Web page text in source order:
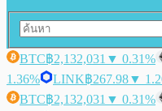
BTC฿2,132,031 ▼ 0.31%
1.36%
LINK฿267.98▼
BTC฿2,132,031 ▼ 0.31%